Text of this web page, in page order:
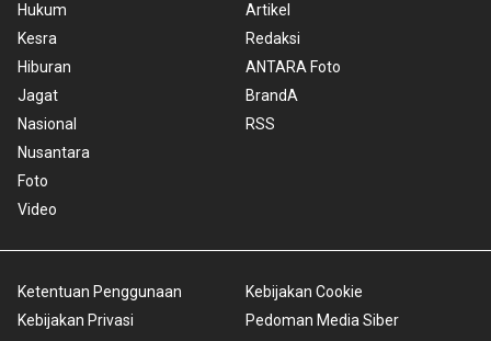
Hukum
Kesra
Hiburan
Jagat
Nasional
Nusantara
Foto
Video
Artikel
Redaksi
ANTARA Foto
BrandA
RSS
Ketentuan Penggunaan
Kebijakan Privasi
Kebijakan Cookie
Pedoman Media Siber